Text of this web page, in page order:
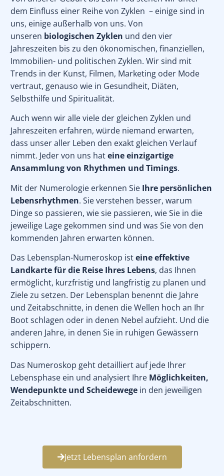
dem Einfluss einer Reihe von Zyklen – einige sind in
uns, einige außerhalb von uns. Von
unseren biologischen Zyklen und den vier
Jahreszeiten bis zu den ökonomischen, finanziellen,
Immobilien- und politischen Zyklen. Wir sind mit
Trends in der Kunst, Filmen, Marketing oder Mode
vertraut, genauso wie in Gesundheit, Diäten,
Selbsthilfe und Spiritualität.
Auch wenn wir alle viele der gleichen Zyklen und
Jahreszeiten erfahren, würde niemand erwarten,
dass unser aller Leben den exakt gleichen Verlauf
nimmt. Jeder von uns hateine einzigartige
Ansammlung von Rhythmen und Timings.
Mit der Numerologie erkennen Sie Ihre persönlichen
Lebensrhythmen. Sie verstehen besser, warum
Dinge so passieren, wie sie passieren, wie Sie in die
jeweilige Lage gekommen sind und was Sie von den
kommenden Jahren erwarten können.
Das Lebensplan-Numeroskop isteine effektive
Landkarte für die Reise Ihres Lebens, das Ihnen
ermöglicht, kurzfristig und langfristig zu planen und
Ziele zu setzen. Der Lebensplan benennt die Jahre
und Zeitabschnitte, in denen die Wellen hoch an Ihr
Boot schlagen oder in denen Nebel aufzieht. Und die
anderen Jahre, in denen Sie in ruhigen Gewässern
schippern.
Das Numeroskop geht detailliert auf jede Ihrer
Lebensphase ein und analysiert Ihre Möglichkeiten,
Wendepunkte und Scheidewege in den jeweiligen
Zeitabschnitten.
Jetzt Lebensplan anfordern